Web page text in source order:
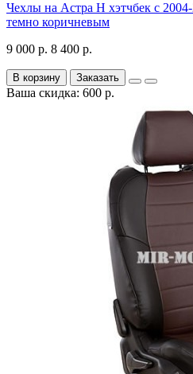
Чехлы на Астра H хэтчбек с
темно коричневым
9 000 р. 8 400 р.
В корзину Заказать
Ваша скидка: 600 р.